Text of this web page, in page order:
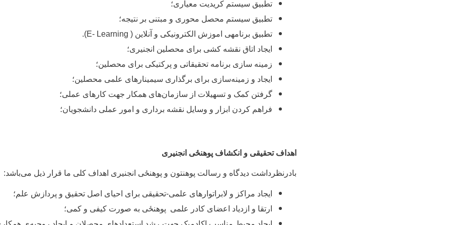
تطبیق سیستم کریدیت معیاری؛
تطبیق سیستم محصل محوری و مبتنی بر نتیجه؛
تطبیق برنامه‏ی اموزش الکترونیکی و آنلاین ( E- Learning
).
ایجاد اتاق نقشه کشی برای محصلین انجنیری؛
زمینه سازی برنامه تحقیقاتی و پرکتیکی برای محصلین؛
ایجاد و زمینه‌سازی برای برگذاری سیمینارهای علمی محصلین؛
گرفتن کمک و تسهیلات از سازمان‌های همکار جهت کارهای عملی؛
فراهم کردن ابزار و وسایل نقشه برداری و امور عملی دانشجویان؛
اهداف تحقیقی و انکشاف پوهنځی انجنیری
بادرنظرداشت دیدگاه و رسالت پوهنتون و پوهنځی انجنیری اهداف کلی ما قرار ذیل میباشد:
ایجاد مراکز و لابراتوارهای علمی-تحقیقی برای احیای اصل تحقیق و پردازش علم؛
ارتقا و ازدیاد اعضای کادر علمی پوهنځی به صورت کیفی و کمی؛